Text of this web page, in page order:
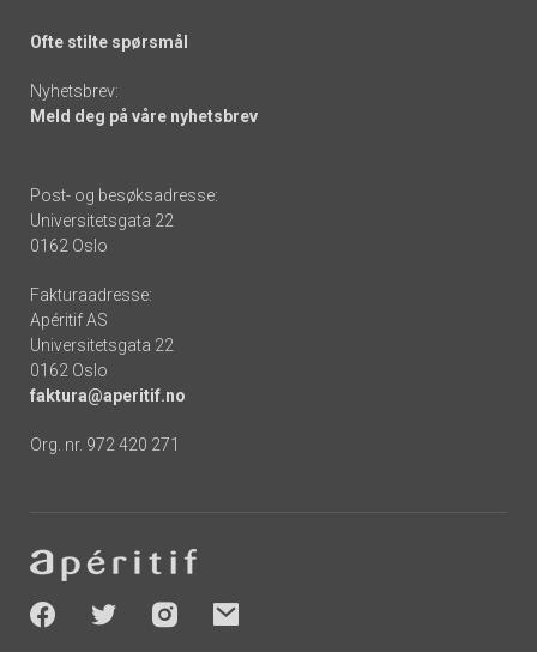
Ofte stilte spørsmål
Nyhetsbrev:
Meld deg på våre nyhetsbrev
Post- og besøksadresse:
Universitetsgata 22
0162 Oslo
Fakturaadresse:
Apéritif AS
Universitetsgata 22
0162 Oslo
faktura@aperitif.no
Org. nr. 972 420 271
-
socials